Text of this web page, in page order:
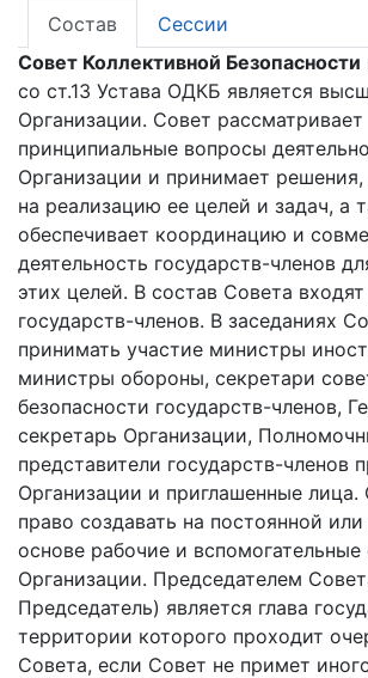
Состав
Сессии
Совет Коллективной Безопасности
со ст.13 Устава ОДКБ является
Организации. Совет рассматривает
принципиальные вопросы
Организации и принимает решения,
на реализацию ее целей и задач, а
обеспечивает координацию и
деятельность государств-членов
этих целей. В состав Совета входят
государств-членов. В заседаниях
принимать участие министры
министры обороны, секретари
безопасности государств-членов,
секретарь Организации,
представители государств-членов
Организации и приглашенные лица.
право создавать на постоянной
основе рабочие и вспомогательные
Организации. Председателем
Председатель) является глава
территории которого проходит
Совета, если Совет не примет